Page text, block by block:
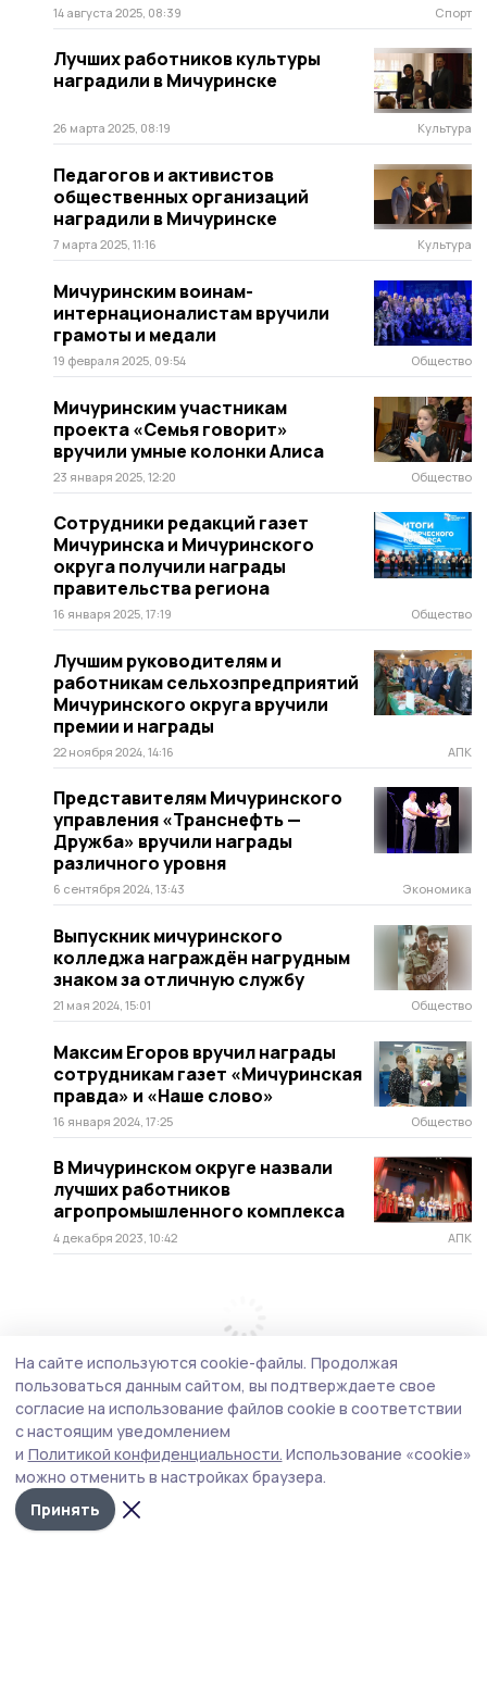
14 августа 2025, 08:39 Спорт
Лучших работников культуры
наградили в Мичуринске
26 марта 2025, 08:19 Культура
Педагогов и активистов
общественных организаций
наградили в Мичуринске
7 марта 2025, 11:16 Культура
Мичуринским воинам-
интернационалистам вручили
грамоты и медали
19 февраля 2025, 09:54 Общество
Мичуринским участникам
проекта «Семья говорит»
вручили умные колонки Алиса
23 января 2025, 12:20 Общество
Сотрудники редакций газет
Мичуринска и Мичуринского
округа получили награды
правительства региона
16 января 2025, 17:19 Общество
Лучшим руководителям и
работникам сельхозпредприятий
Мичуринского округа вручили
премии и награды
22 ноября 2024, 14:16 АПК
Представителям Мичуринского
управления «Транснефть —
Дружба» вручили награды
различного уровня
6 сентября 2024, 13:43 Экономика
Выпускник мичуринского
колледжа награждён нагрудным
знаком за отличную службу
21 мая 2024, 15:01 Общество
Максим Егоров вручил награды
сотрудникам газет «Мичуринская
правда» и «Наше слово»
16 января 2024, 17:25 Общество
В Мичуринском округе назвали
лучших работников
агропромышленного комплекса
4 декабря 2023, 10:42 АПК
На сайте используются cookie-файлы. Продолжая
пользоваться данным сайтом, вы подтверждаете свое
согласие на использование файлов cookie в соответствии
с настоящим уведомлением
и Политикой конфиденциальности. Использование «cookie»
можно отменить в настройках браузера.
Принять